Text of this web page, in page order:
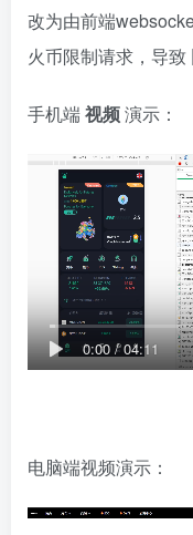
改为由前端
火币限制请求，导致
手机端视频演示：
0:00 /04:11
电脑端视频演示：